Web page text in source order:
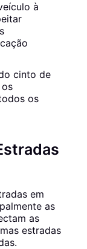
à
cinto de
os
em
as
as
estradas